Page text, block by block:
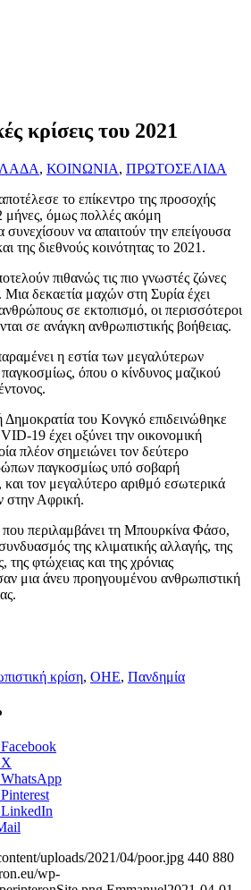
κρίσεις του 2021
, ΚΟΙΝΩΝΙΑ, ΠΡΩΤΟΣΕΛΙΔΑ
το επίκεντρο της προσοχής
μήνες, όμως πολλές ακόμη
συνεχίσουν να απαιτούν την επείγουσα
της διεθνούς κοινότητας το 2021.
πιθανώς τις πιο γνωστές ζώνες
δεκαετία μαχών στη Συρία έχει
σε εκτοπισμό, οι περισσότεροι
σε ανάγκη ανθρωπιστικής βοήθειας.
η εστία των μεγαλύτερων
όπου ο κίνδυνος μαζικού
του Κονγκό επιδεινώθηκε
19 έχει οξύνει την οικονομική
πλέον σημειώνει τον δεύτερο
παγκοσμίως υπό σοβαρή
και τον μεγαλύτερο αριθμό εσωτερικά
στην Αφρική.
περιλαμβάνει τη Μπουρκίνα Φάσο,
της κλιματικής αλλαγής, της
φτώχειας και της χρόνιας
μια άνευ προηγουμένου ανθρωπιστική
κρίση, ΟΗΕ, Πανδημία
X
WhatsApp
LinkedIn
uploads/2021/04/poor.jpg 440 880
wp-